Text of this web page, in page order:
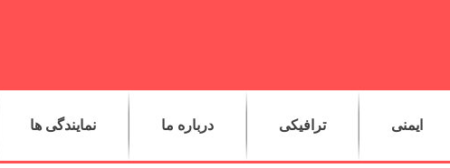
ایمنی ترافیکی درباره ما نمایندگی ها